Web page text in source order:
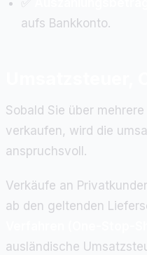
aufs Bankkonto.
Sobald Sie über
verkaufen, wird die
anspruchsvoll.
Verkäufe an
ab den geltenden
ausländische